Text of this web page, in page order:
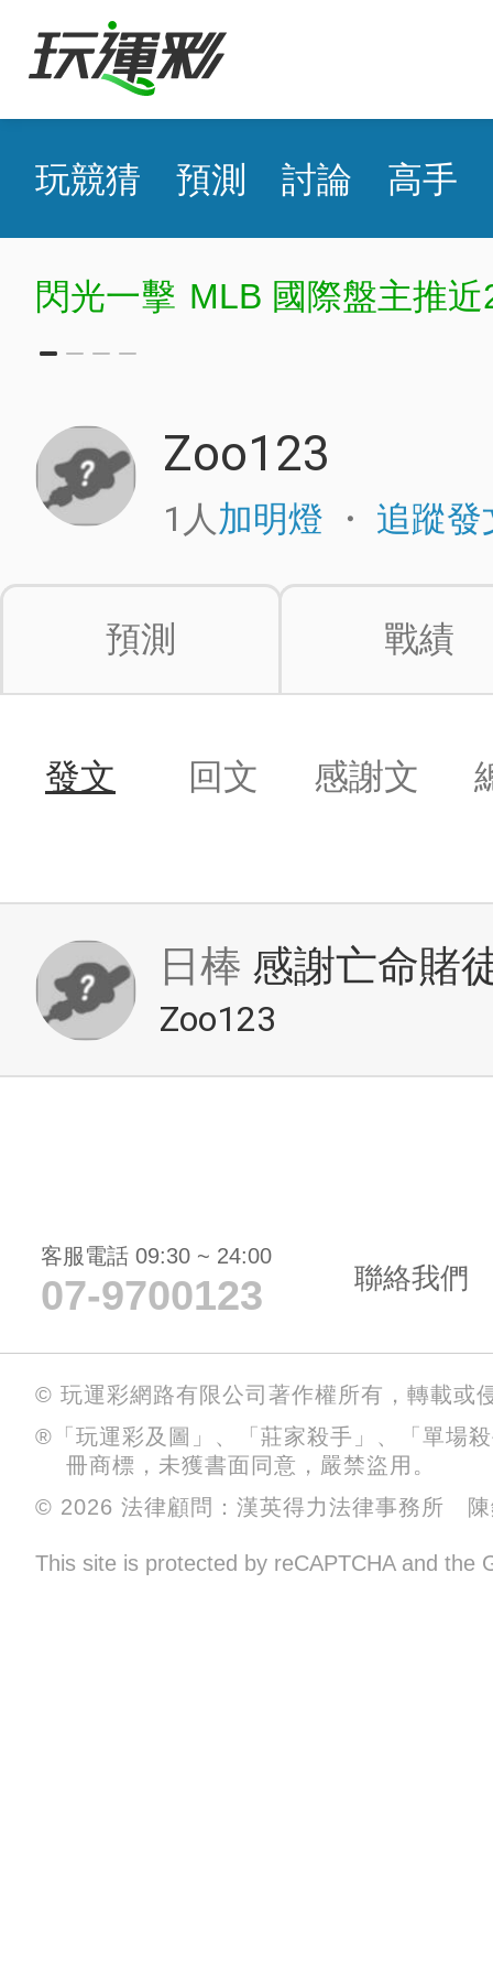
玩競猜 預測 討論 高手
閃光一擊 MLB 國際盤主推
Zoo123
1人加明燈 ・ 追蹤發
預測 戰績
發文 回文 感謝文
日棒 感謝亡命賭
Zoo123
客服電話 09:30 ~ 24:00
07-9700123 聯絡我們
© 玩運彩網路有限公司著作權所有，轉載或
®「玩運彩及圖」、「莊家殺手」、「單場
冊商標，未獲書面同意，嚴禁盜用。
© 2026 法律顧問：漢英得力法律事務所 陳
This site is protected by reCAPTCHA and the